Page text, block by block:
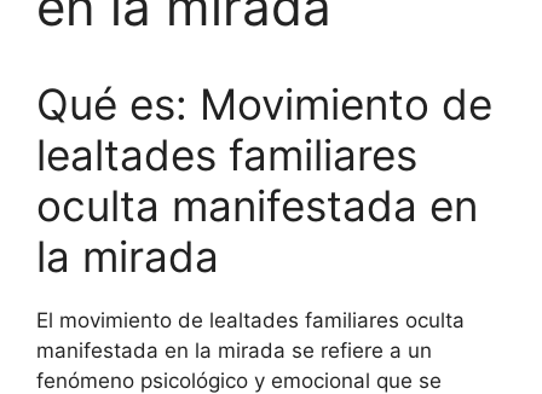
Qué es: Movimiento de
lealtades familiares
oculta manifestada en
la mirada
El movimiento de lealtades familiares oculta
manifestada en la mirada se refiere a un
fenómeno psicológico y emocional que se